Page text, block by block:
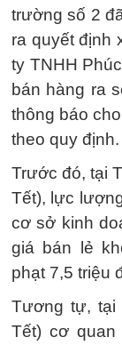
trường số 2
ra quyết định
ty TNHH
bán hàng ra
thông báo
theo quy định.
Trước đó, tại
Tết), lực
cơ sở kinh
giá bán lẻ
phạt 7,5 triệu
Tương tự, tại
Tết) cơ